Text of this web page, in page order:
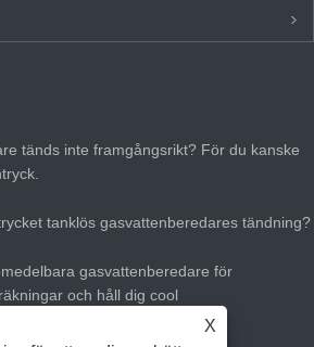
tänds inte framgångsrikt? För du kanske
tanklös gasvattenberedares tändning?
gasvattenberedare för
och håll dig cool
X